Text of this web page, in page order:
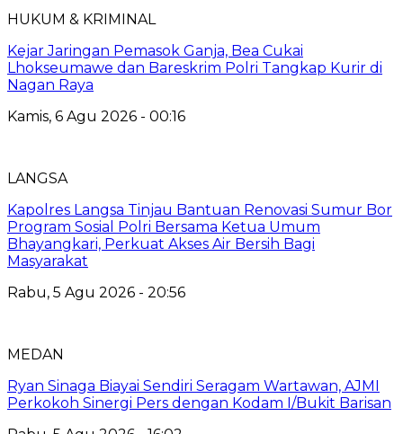
HUKUM & KRIMINAL
Kejar Jaringan Pemasok Ganja, Bea Cukai
Lhokseumawe dan Bareskrim Polri Tangkap Kurir di
Nagan Raya
Kamis, 6 Agu 2026 - 00:16
LANGSA
Kapolres Langsa Tinjau Bantuan Renovasi Sumur Bor
Program Sosial Polri Bersama Ketua Umum
Bhayangkari, Perkuat Akses Air Bersih Bagi
Masyarakat
Rabu, 5 Agu 2026 - 20:56
MEDAN
Ryan Sinaga Biayai Sendiri Seragam Wartawan, AJMI
Perkokoh Sinergi Pers dengan Kodam I/Bukit Barisan